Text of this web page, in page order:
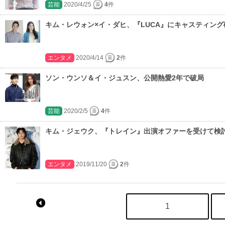
芸能 2020/4/25 4件
キム・レウォン×イ・ダヒ、『LUCA』にキャスティング
エンタメ 2020/4/14 2件
ソン・ウンソ＆イ・ジュスン、公開熱愛2年で破局
芸能 2020/2/5 4件
キム・ジェウク、『トレイン』出演オファーを受けて検
エンタメ 2019/11/20 2件
1